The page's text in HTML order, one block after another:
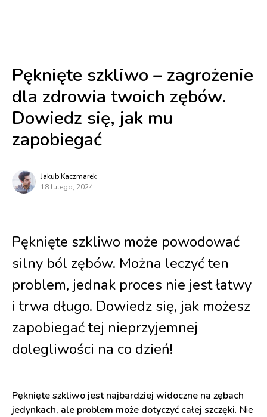
Pęknięte szkliwo – zagrożenie
dla zdrowia twoich zębów.
Dowiedz się, jak mu
zapobiegać
Jakub Kaczmarek
18 lutego, 2024
Pęknięte szkliwo może powodować
silny ból zębów. Można leczyć ten
problem, jednak proces nie jest łatwy
i trwa długo. Dowiedz się, jak możesz
zapobiegać tej nieprzyjemnej
dolegliwości na co dzień!
Pęknięte szkliwo jest najbardziej widoczne na zębach
jedynkach, ale problem może dotyczyć całej szczęki. Nie